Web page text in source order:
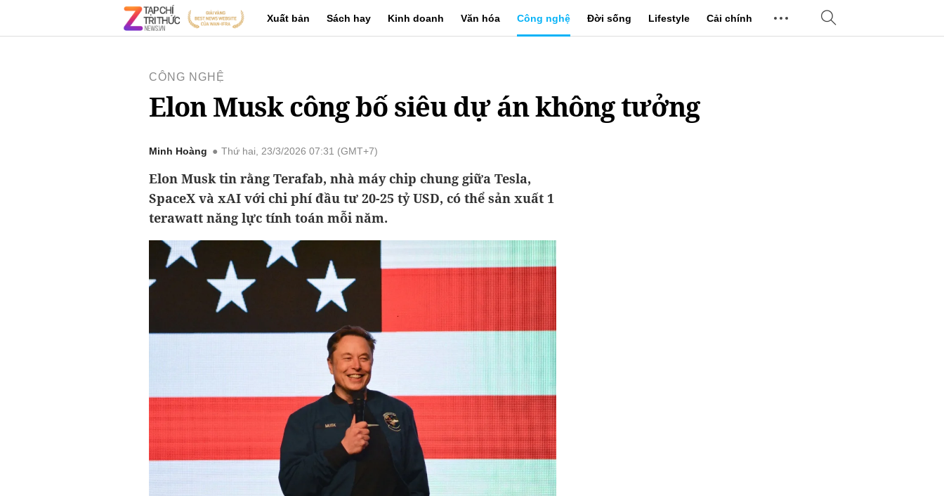
Xuất bản Sách hay Kinh doanh Văn hóa Công nghệ Đời sống Lifestyle Cải chính
CÔNG NGHỆ
Elon Musk công bố siêu dự án không tưởng
Minh Hoàng Thứ hai, 23/3/2026 07:31 (GMT+7)
Elon Musk tin rằng Terafab, nhà máy chip chung giữa Tesla,
SpaceX và xAI với chi phí đầu tư 20-25 tỷ USD, có thể sản xuất 1
terawatt năng lực tính toán mỗi năm.